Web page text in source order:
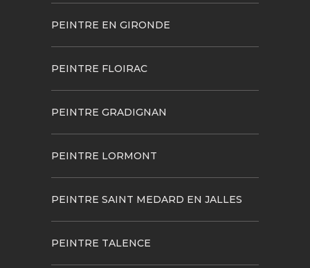
PEINTRE EN GIRONDE
PEINTRE FLOIRAC
PEINTRE GRADIGNAN
PEINTRE LORMONT
PEINTRE SAINT MEDARD EN JALLES
PEINTRE TALENCE